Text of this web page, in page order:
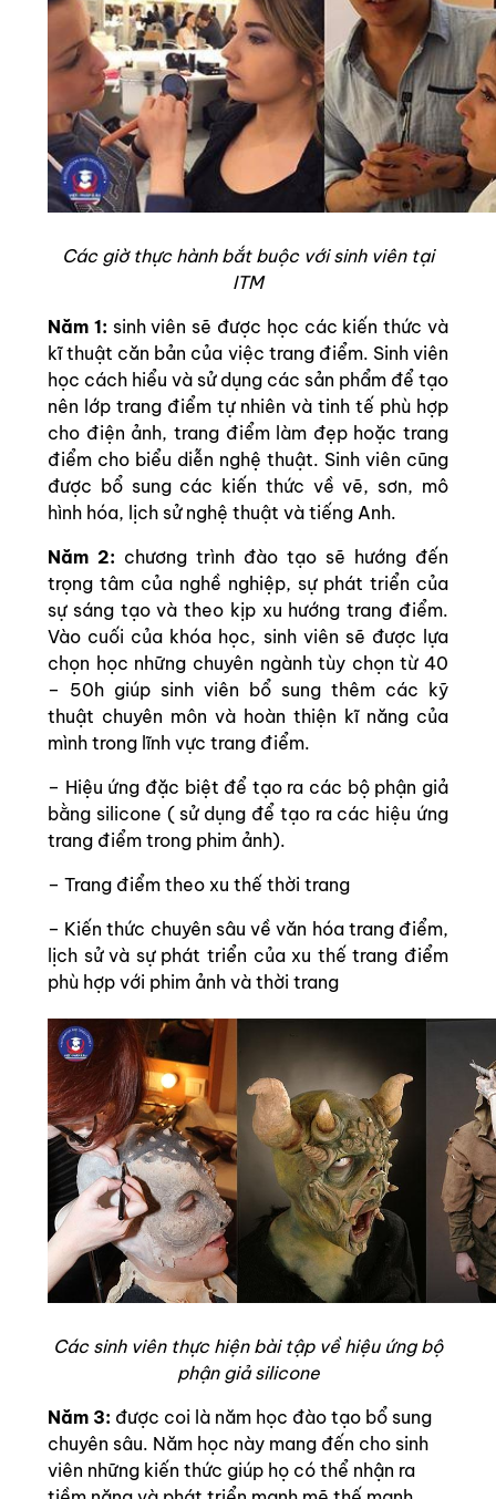
Các giờ thực hành bắt buộc với sinh viên tại
ITM
Năm 1: sinh viên sẽ được học các kiến thức và
kĩ thuật căn bản của việc trang điểm. Sinh viên
học cách hiểu và sử dụng các sản phẩm để tạo
nên lớp trang điểm tự nhiên và tinh tế phù hợp
cho điện ảnh, trang điểm làm đẹp hoặc trang
điểm cho biểu diễn nghệ thuật. Sinh viên cũng
được bổ sung các kiến thức về vẽ, sơn, mô
hình hóa, lịch sử nghệ thuật và tiếng Anh.
Năm 2: chương trình đào tạo sẽ hướng đến
trọng tâm của nghề nghiệp, sự phát triển của
sự sáng tạo và theo kịp xu hướng trang điểm.
Vào cuối của khóa học, sinh viên sẽ được lựa
chọn học những chuyên ngành tùy chọn từ 40
– 50h giúp sinh viên bổ sung thêm các kỹ
thuật chuyên môn và hoàn thiện kĩ năng của
mình trong lĩnh vực trang điểm.
– Hiệu ứng đặc biệt để tạo ra các bộ phận giả
bằng silicone ( sử dụng để tạo ra các hiệu ứng
trang điểm trong phim ảnh).
– Trang điểm theo xu thế thời trang
– Kiến thức chuyên sâu về văn hóa trang điểm,
lịch sử và sự phát triển của xu thế trang điểm
phù hợp với phim ảnh và thời trang
Các sinh viên thực hiện bài tập về hiệu ứng bộ
phận giả silicone
Năm 3: được coi là năm học đào tạo bổ sung
chuyên sâu. Năm học này mang đến cho sinh
viên những kiến thức giúp họ có thể nhận ra